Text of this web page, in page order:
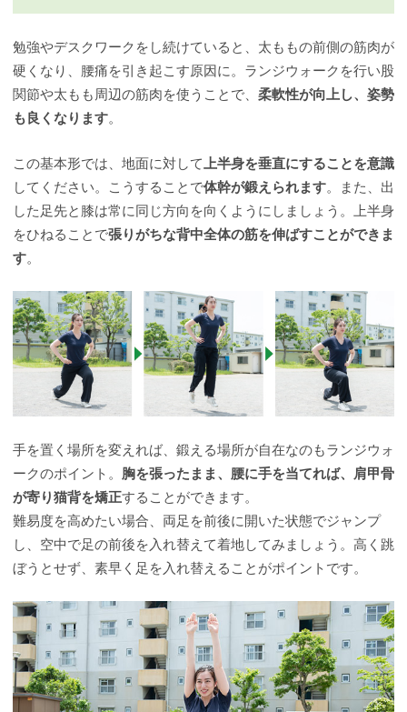
勉強やデスクワークをし続けていると、太ももの前側の筋肉が
硬くなり、腰痛を引き起こす原因に。ランジウォークを行い股
関節や太もも周辺の筋肉を使うことで、 柔軟性が向上し、姿勢
も良くなります。
この基本形では、地面に対して 上半身を垂直にすることを意識
してください。こうすることで体幹が鍛えられます。また、出
した足先と膝は常に同じ方向を向くようにしましょう。上半身
をひねることで張りがちな背中全体の筋を伸ばすことができま
す。
手を置く場所を変えれば、鍛える場所が自在なのもランジウォ
ークのポイント。 胸を張ったまま、腰に手を当てれば、肩甲骨
が寄り猫背を矯正することができます。
難易度を高めたい場合、両足を前後に開いた状態でジャンプ
し、空中で足の前後を入れ替えて着地してみましょう。高く跳
ぼうとせず、素早く足を入れ替えることがポイントです。